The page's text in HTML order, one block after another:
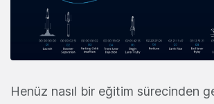
Henüz nasıl bir eğitim sürecinden